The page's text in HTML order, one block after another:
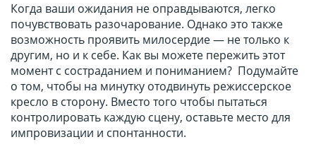
Когда ваши ожидания не оправдываются, легко
почувствовать разочарование. Однако это также
возможность проявить милосердие — не только к
другим, но и к себе. Как вы можете пережить этот
момент с состраданием и пониманием? Подумайте
о том, чтобы на минутку отодвинуть режиссерское
кресло в сторону. Вместо того чтобы пытаться
контролировать каждую сцену, оставьте место для
импровизации и спонтанности.